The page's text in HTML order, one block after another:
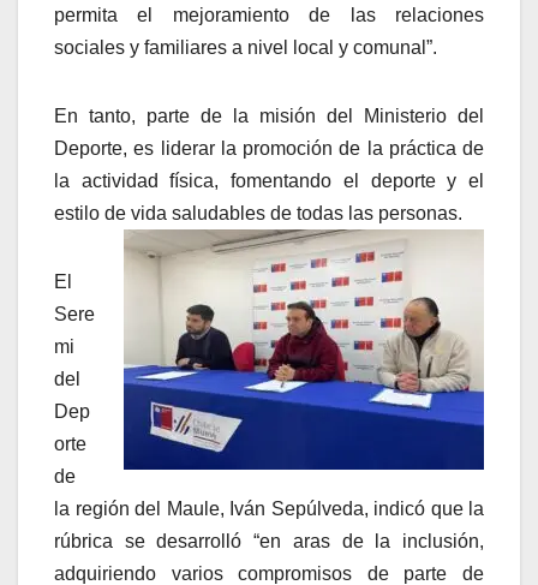
permita el mejoramiento de las relaciones
sociales y familiares a nivel local y comunal”.
En tanto, parte de la misión del Ministerio del
Deporte, es liderar la promoción de la práctica de
la actividad física, fomentando el deporte y el
estilo de vida saludables de todas las personas.
El
Sere
mi
del
Dep
orte
de
la región del Maule, Iván Sepúlveda, indicó que la
rúbrica se desarrolló “en aras de la inclusión,
adquiriendo varios compromisos de parte de